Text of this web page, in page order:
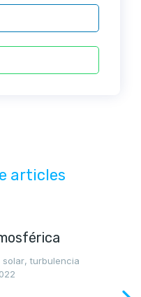
articles
solar,turbulencia